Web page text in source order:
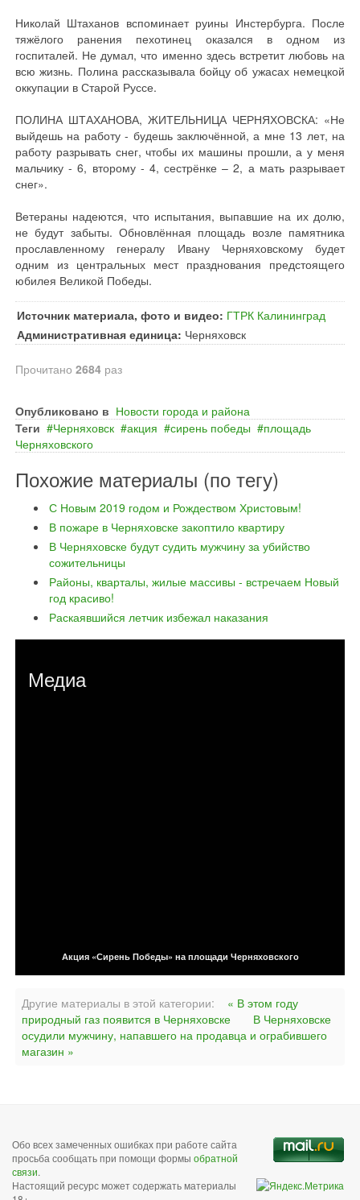
Николай Штаханов вспоминает руины Инстербурга. После
тяжёлого ранения пехотинец оказался в одном из
госпиталей. Не думал, что именно здесь встретит любовь на
всю жизнь. Полина рассказывала бойцу об ужасах немецкой
оккупации в Старой Руссе.
ПОЛИНА ШТАХАНОВА, ЖИТЕЛЬНИЦА ЧЕРНЯХОВСКА: «Не
выйдешь на работу - будешь заключённой, а мне 13 лет, на
работу разрывать снег, чтобы их машины прошли, а у меня
мальчику - 6, второму - 4, сестрёнке – 2, а мать разрывает
снег».
Ветераны надеются, что испытания, выпавшие на их долю,
не будут забыты. Обновлённая площадь возле памятника
прославленному генералу Ивану Черняховскому будет
одним из центральных мест празднования предстоящего
юбилея Великой Победы.
Источник материала, фото и видео: ГТРК Калининград
Административная единица: Черняховск
Прочитано 2684 раз
Опубликовано в Новости города и района
Теги
Черняховск акция сирень победы
площадь
Черняховского
Похожие материалы (по тегу)
С Новым 2019 годом и Рождеством Христовым!
В пожаре в Черняховске закоптило квартиру
В Черняховске будут судить мужчину за убийство
сожительницы
Районы, кварталы, жилые массивы - встречаем Новый
год красиво!
Раскаявшийся летчик избежал наказания
Медиа
Акция «Сирень Победы» на площади Черняховского
Другие материалы в этой категории:
« В этом году
природный газ появится в Черняховске
В Черняховске
осудили мужчину, напавшего на продавца и ограбившего
магазин »
Обо всех замеченных ошибках при работе сайта
просьба сообщать при помощи формы обратной
связи.
Настоящий ресурс может содержать материалы